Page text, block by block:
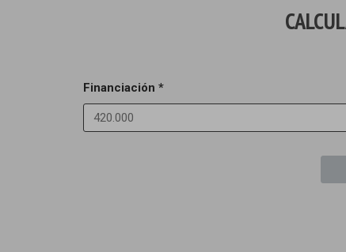
Financiación *